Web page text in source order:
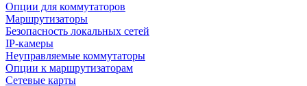
Опции для коммутаторов
Маршрутизаторы
Безопасность локальных сетей
IP-камеры
Неуправляемые коммутаторы
Опции к маршрутизаторам
Сетевые карты